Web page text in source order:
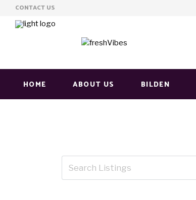
CONTACT US
HOME ABOUT US BILDEN